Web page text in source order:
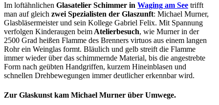
Im loftähnlichen Glasatelier Schimmer in Waging am See trifft
man auf gleich zwei Spezialisten der Glaszunft: Michael Murner,
Glasbläsermeister und sein Kollege Gabriel Felix. Mit Spannung
verfolgen Kinderaugen beim Atelierbesuch, wie Murner in der
2500 Grad heißen Flamme des Brenners virtuos aus einem langen
Rohr ein Weinglas formt. Bläulich und gelb streift die Flamme
immer wieder über das schimmernde Material, bis die angestrebte
Form nach geübten Handgriffen, kurzem Hineinblasen und
schnellen Drehbewegungen immer deutlicher erkennbar wird.
Zur Glaskunst kam Michael Murner über Umwege.